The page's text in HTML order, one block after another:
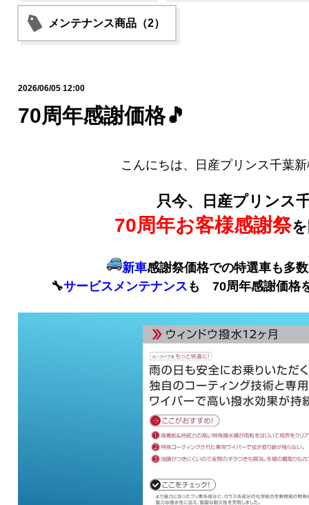
メンテナンス商品（2）
2026/06/05 12:00
70周年感謝価格🎵
こんにちは、日産プリンス千葉
只今、日産プリンス
70周年お客様感謝祭
新車感謝祭価格での特選車も多
🔧サービスメンテナンス も 70周年感謝価格